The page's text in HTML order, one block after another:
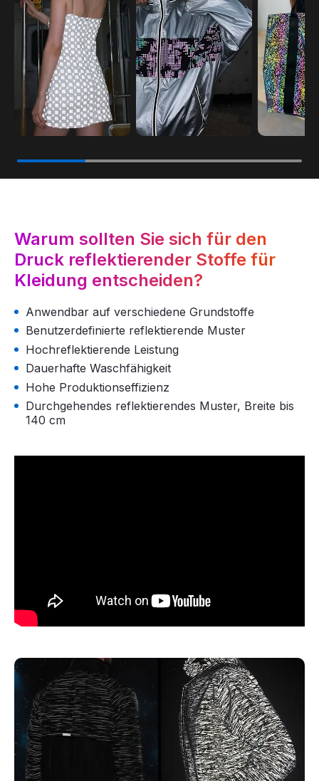
Warum sollten Sie sich für den
Druck reflektierender Stoffe für
Kleidung entscheiden?
Anwendbar auf verschiedene Grundstoffe
Benutzerdefinierte reflektierende Muster
Hochreflektierende Leistung
Dauerhafte Waschfähigkeit
Hohe Produktionseffizienz
Durchgehendes reflektierendes Muster, Breite bis
140 cm